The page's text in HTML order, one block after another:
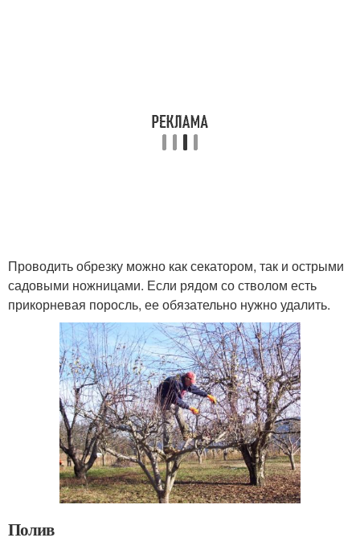
Проводить обрезку можно как секатором, так и острыми
садовыми ножницами. Если рядом со стволом есть
прикорневая поросль, ее обязательно нужно удалить.
Полив